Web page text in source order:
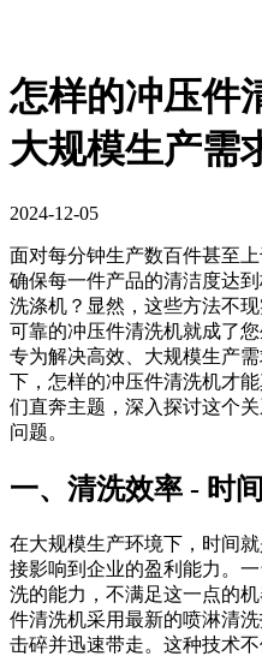
怎样的冲压件
大规模生产需
2024-12-05
面对每分钟生产数百件甚至
确保每一件产品的清洁度达
洗涤机？显然，这些方法不
可靠的冲压件清洗机就成了
专为解决高效、大规模生产
下，怎样的冲压件清洗机才
们直奔主题，深入探讨这个
问题。
一、清洗效率 - 时
在大规模生产环境下，时间
接影响到企业的盈利能力。
洗的能力，不满足这一点的
件清洗机采用最新的喷淋清
击碎并迅速带走。这种技术